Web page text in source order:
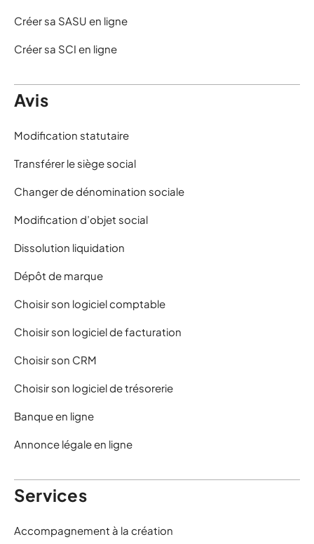
Créer sa SASU en ligne
Créer sa SCI en ligne
Avis
Modification statutaire
Transférer le siège social
Changer de dénomination sociale
Modification d’objet social
Dissolution liquidation
Dépôt de marque
Choisir son logiciel comptable
Choisir son logiciel de facturation
Choisir son CRM
Choisir son logiciel de trésorerie
Banque en ligne
Annonce légale en ligne
Services
Accompagnement à la création